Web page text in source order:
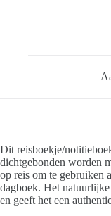
Dit reisboekje/
dichtgebonden worden
op reis om te gebruiken
dagboek. Het
en geeft het een